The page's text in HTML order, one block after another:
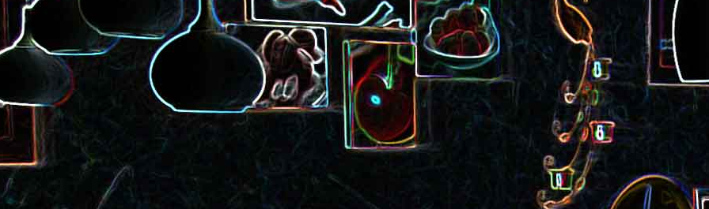
Baguette à la raclette, à la
roquette et aux graines de
courge Smoothie aux kiwis et à la
mangue
Gâteau au chocolat et au Pizza aux rillettes